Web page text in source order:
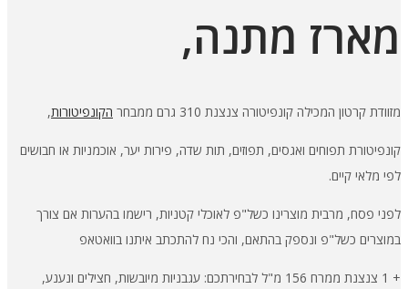
מארז מתנה,
מזוודת קרטון המכילה קונפיטורה צנצנת 310 גרם ממבחר הקונפיטורות,
קונפיטורת תפוחים ואגסים, תפוזים, תות שדה, פירות יער, אוכמניות או חבושים
לפי מלאי קיים.
לפני פסח, מרבית מוצרינו כשל"פ לאוכלי קטניות, רישמו בהערות אם צורך
במוצרים כשל"פ ונספק בהתאם, והכי נח להתכתב איתנו בוואטאפ
+ 1 צנצנת ממרח 156 מ"ל לבחירתכם: עגבניות מיובשות, חצילים ונענע,